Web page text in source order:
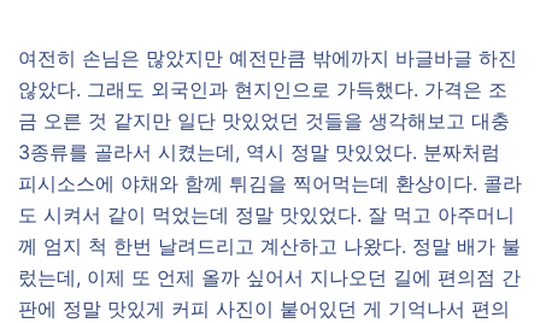
여전히 손님은 많았지만 예전만큼 밖에까지 바글바글 하진
않았다. 그래도 외국인과 현지인으로 가득했다. 가격은 조
금 오른 것 같지만 일단 맛있었던 것들을 생각해보고 대충
3종류를 골라서 시켰는데, 역시 정말 맛있었다. 분짜처럼
피시소스에 야채와 함께 튀김을 찍어먹는데 환상이다. 콜라
도 시켜서 같이 먹었는데 정말 맛있었다. 잘 먹고 아주머니
께 엄지 척 한번 날려드리고 계산하고 나왔다. 정말 배가 불
렀는데, 이제 또 언제 올까 싶어서 지나오던 길에 편의점 간
판에 정말 맛있게 커피 사진이 붙어있던 게 기억나서 편의